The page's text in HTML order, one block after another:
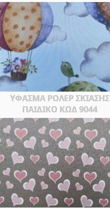
ΥΦΑΣΜΑ ΡΟΛΕΡ ΣΚΙΑΣΗΣ
ΠΑΙΔΙΚΟ ΚΩΔ 9044